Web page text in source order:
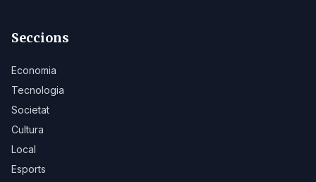
Seccions
Economia
Tecnologia
Societat
Cultura
Local
Esports